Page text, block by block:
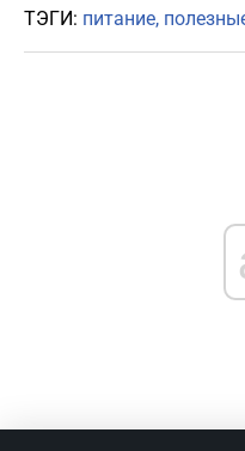
ТЭГИ: питание